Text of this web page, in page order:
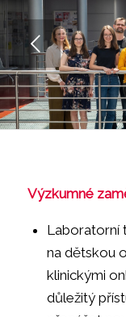
Výzkumné
Laboratorní
na dětskou
klinickými
důležitý